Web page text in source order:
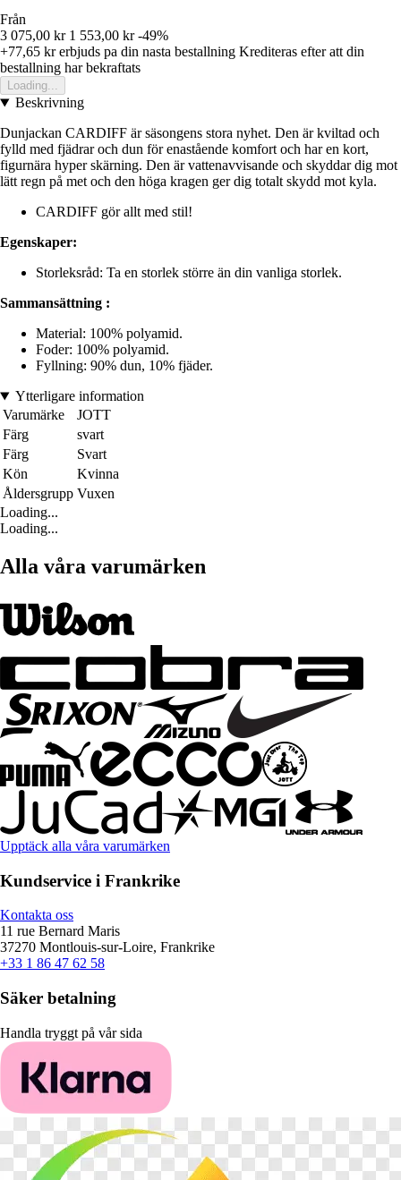
Från
3 075,00 kr 1 553,00 kr -49%
+77,65 krerbjuds pa din nasta bestallning Krediteras efter att din
bestallning har bekraftats
Loading...
Beskrivning
Dunjackan CARDIFF är säsongens stora nyhet. Den är kviltad och
fylld med fjädrar och dun för enastående komfort och har en kort,
figurnära hyper skärning. Den är vattenavvisande och skyddar dig mot
lätt regn på met och den höga kragen ger dig totalt skydd mot kyla.
CARDIFF gör allt med stil!
Egenskaper:
Storleksråd: Ta en storlek större än din vanliga storlek.
Sammansättning :
Material: 100% polyamid.
Foder: 100% polyamid.
Fyllning: 90% dun, 10% fjäder.
Ytterligare information
Varumärke
JOTT
Färg
svart
Färg
Svart
Kön
Kvinna
Åldersgrupp Vuxen
Loading...
Loading...
Alla våra varumärken
Upptäck alla våra varumärken
Kundservice i Frankrike
Kontakta oss
11 rue Bernard Maris
37270 Montlouis-sur-Loire, Frankrike
+33 1 86 47 62 58
Säker betalning
Handla tryggt på vår sida